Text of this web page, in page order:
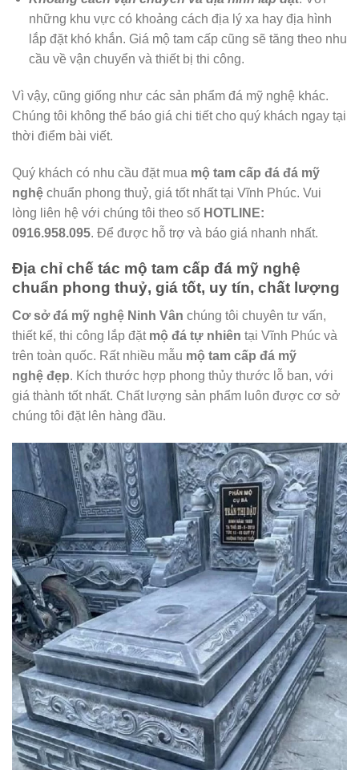
những khu vực có khoảng cách địa lý xa hay địa hình
lắp đặt khó khắn. Giá mộ tam cấp cũng sẽ tăng theo nhu
cầu về vận chuyển và thiết bị thi công.
Vì vậy, cũng giống như các sản phẩm đá mỹ nghệ khác.
Chúng tôi không thể báo giá chi tiết cho quý khách ngay tại
thời điểm bài viết.
Quý khách có nhu cầu đặt mua mộ tam cấp đá đá mỹ
nghệ chuẩn phong thuỷ, giá tốt nhất tại Vĩnh Phúc. Vui
lòng liên hệ với chúng tôi theo số HOTLINE:
0916.958.095. Để được hỗ trợ và báo giá nhanh nhất.
Địa chỉ chế tác mộ tam cấp đá mỹ nghệ
chuẩn phong thuỷ, giá tốt, uy tín, chất lượng
Cơ sở đá mỹ nghệ Ninh Vân chúng tôi chuyên tư vấn,
thiết kế, thi công lắp đặt mộ đá tự nhiên tại Vĩnh Phúc và
trên toàn quốc. Rất nhiều mẫu mộ tam cấp đá mỹ
nghệ đẹp. Kích thước hợp phong thủy thước lỗ ban, với
giá thành tốt nhất. Chất lượng sản phẩm luôn được cơ sở
chúng tôi đặt lên hàng đầu.